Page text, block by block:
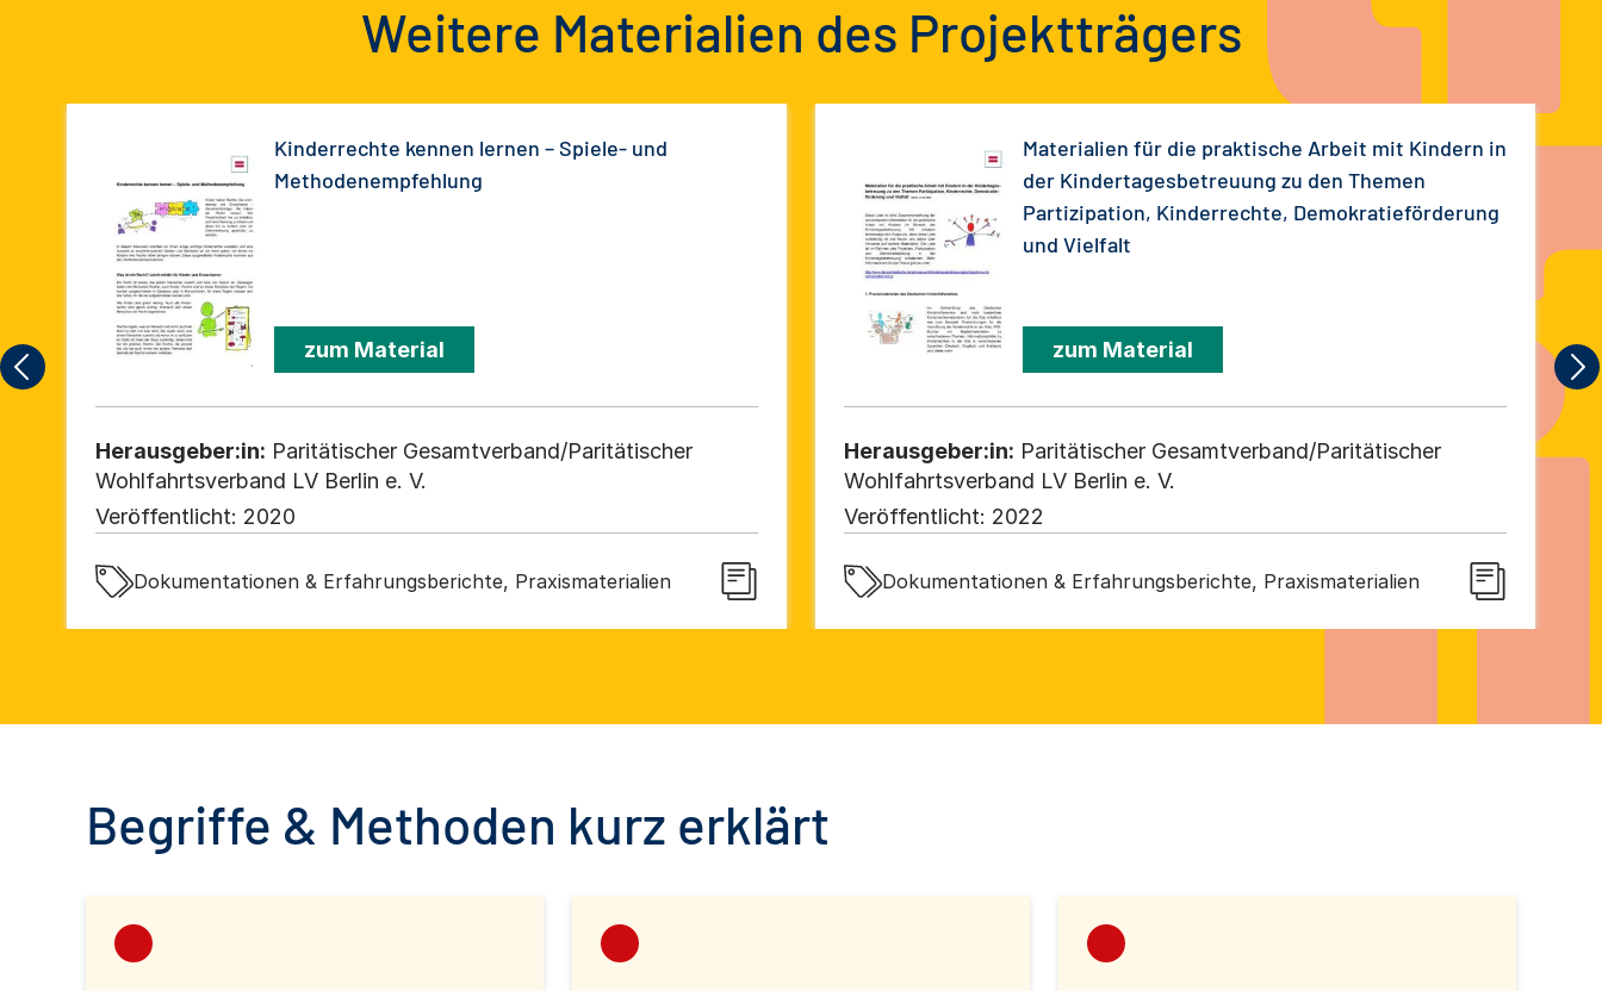
Weitere Materialien des Projektträgers
Kinderrechte kennen lernen – Spiele- und
Methodenempfehlung
zum Material
Herausgeber:in: Paritätischer Gesamtverband/Paritätischer
Wohlfahrtsverband LV Berlin e. V.
Veröffentlicht: 2020
Dokumentationen & Erfahrungsberichte, Praxismaterialien
Materialien für die praktische Arbeit mit Kindern in
der Kindertagesbetreuung zu den Themen
Partizipation, Kinderrechte, Demokratieförderung
und Vielfalt
zum Material
Herausgeber:in: Paritätischer Gesamtverband/Paritätischer
Wohlfahrtsverband LV Berlin e. V.
Veröffentlicht: 2022
Dokumentationen & Erfahrungsberichte, Praxismaterialien
Begriffe & Methoden kurz erklärt